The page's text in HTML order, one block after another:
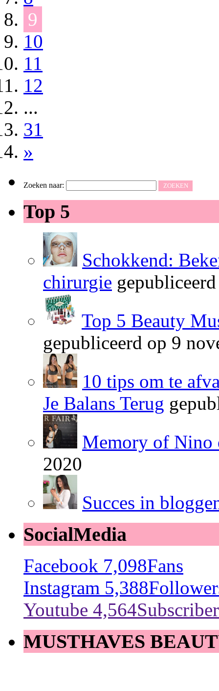
9
10
11
12
...
31
»
Zoeken naar:
Top 5
Schokkend:
chirurgie
Top 5 Beauty
gepubliceerd op 9
10 tips om te
Je Balans Terug
Memory of Nino
2020
Succes in
SocialMedia
Facebook 7,098Fans
Instagram 5,388
Youtube 4,564Subscriber
MUSTHAVES